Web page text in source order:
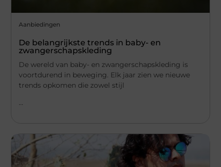
Aanbiedingen
De belangrijkste trends in baby- en
zwangerschapskleding
De wereld van baby- en zwangerschapskleding is
voortdurend in beweging. Elk jaar zien we nieuwe
trends opkomen die zowel stijl
...